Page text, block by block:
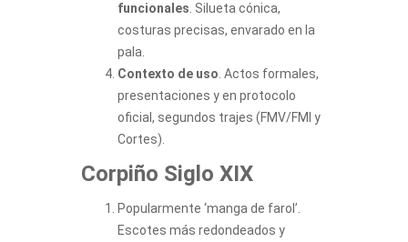
funcionales . Silueta cónica,
costuras precisas, envarado en la
pala.
Contexto de uso . Actos formales,
presentaciones y en protocolo
oficial, segundos trajes (FMV/FMI y
Cortes).
​Corpiño Siglo XIX
Popularmente ‘manga de farol’.
Escotes más redondeados y